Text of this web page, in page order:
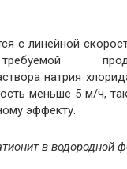
с линейной
натрия
меньше 5 м/ч,
эффекту.
в водородной